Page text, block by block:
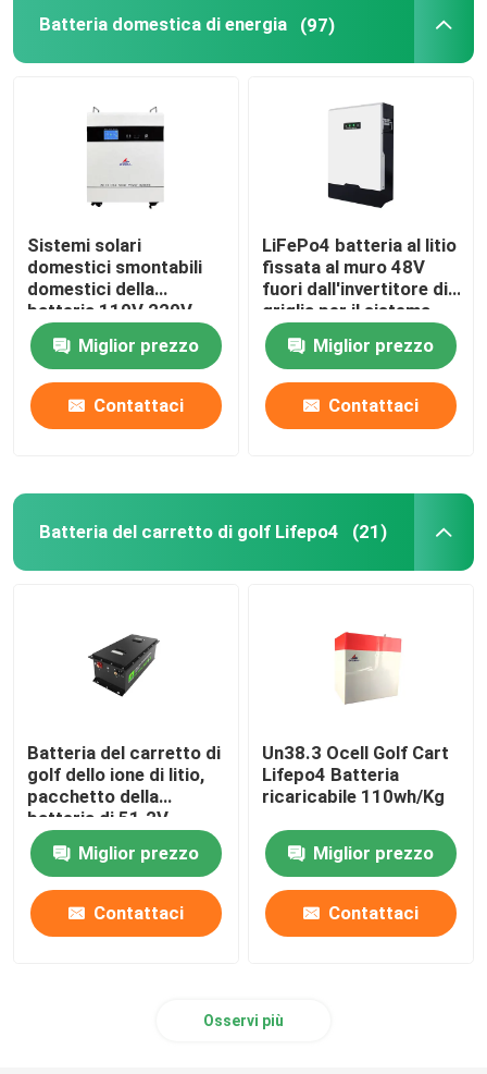
Tutti i casi
pacchetto della batteria di 12v LiFePO4
Batteria domestica di energia
Batteria del carretto di golf Lifepo4
Batteria di rv LiFePo4
Cellula del fosfato del litio
piccola batteria di lipo
pacchetto della batteria di 48V LiFePO4
Fuori dall'invertitore ibrido solare di griglia
Centrale elettrica portatile
Batteria domestica di energia (97)
Sistemi solari
domestici smontabili
domestici della
batteria 110V 220V
3000W di energia
Miglior prezzo
Contattaci
LiFePo4 batteria al litio
fissata al muro 48V
fuori dall'invertitore di
griglia per il sistema
domestico di energia
solareMiglior prezzo
Contattaci
Batteria del carretto di golf Lifepo4 (21)
Batteria del carretto di
golf dello ione di litio,
pacchetto della
batteria di 51.2V
105Ah LiFePo4
Miglior prezzo
Contattaci
Un38.3 Ocell Golf Cart
Lifepo4 Batteria
ricaricabile 110wh/Kg
Miglior prezzo
Contattaci
Osservi più